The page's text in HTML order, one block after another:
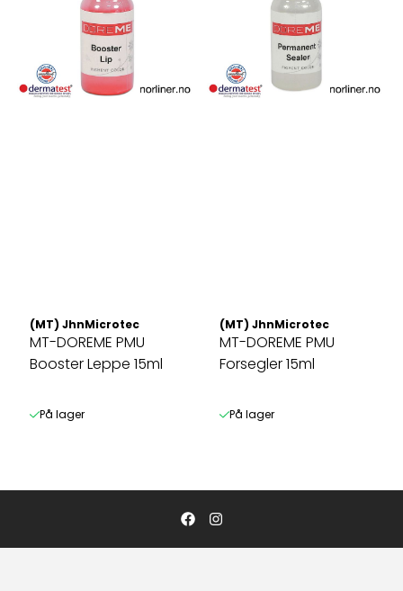
(MT) JhnMicrotec
MT-DOREME PMU
Booster Leppe 15ml
På lager
(MT) JhnMicrotec
MT-DOREME PMU
Forsegler 15ml
På lager